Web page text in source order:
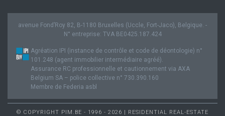
avenue Fond’Roy 82, B-1180 Bruxelles (Uccle, Fort-Jaco), Belgique. -
N° entreprise: TVA BE0425.187.424
Agréation IPI (instance de contrôle et code de déontologie) n°
101.248 (agent immobilier intermédiaire agréé).
Assurance RC professionnelle et cautionnement via AXA
Belgium SA – police collective n° 730.390.160
Membre de Federia asbl
© COPYRIGHT PIM.BE - 1996 - 2026 | RESIDENTIAL REAL-ESTATE